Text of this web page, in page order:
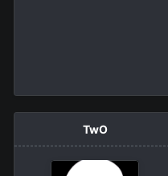
TwO